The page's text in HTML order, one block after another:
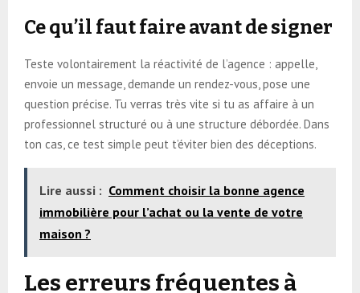
Ce qu’il faut faire avant de signer
Teste volontairement la réactivité de l’agence : appelle,
envoie un message, demande un rendez-vous, pose une
question précise. Tu verras très vite si tu as affaire à un
professionnel structuré ou à une structure débordée. Dans
ton cas, ce test simple peut t’éviter bien des déceptions.
Lire aussi : Comment choisir la bonne agence
immobilière pour l’achat ou la vente de votre
maison ?
Les erreurs fréquentes à